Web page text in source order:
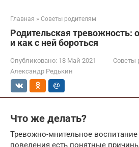
Главная » Советы родителям
Родительская тревожность:
и как с ней бороться
Опубликовано: 18 Май 2021
Советы
Александр Редькин
Что же делать?
Тревожно-мнительное
поведения есть понятные